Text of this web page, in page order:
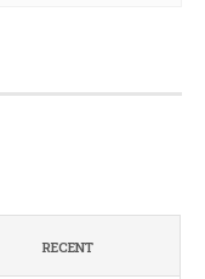
RECENT